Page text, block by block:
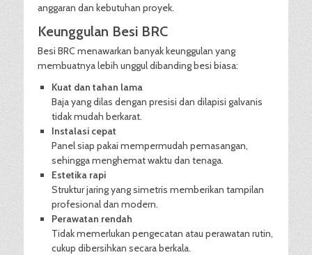
anggaran dan kebutuhan proyek.
Keunggulan Besi BRC
Besi BRC menawarkan banyak keunggulan yang
membuatnya lebih unggul dibanding besi biasa:
Kuat dan tahan lama
Baja yang dilas dengan presisi dan dilapisi galvanis
tidak mudah berkarat.
Instalasi cepat
Panel siap pakai mempermudah pemasangan,
sehingga menghemat waktu dan tenaga.
Estetika rapi
Struktur jaring yang simetris memberikan tampilan
profesional dan modern.
Perawatan rendah
Tidak memerlukan pengecatan atau perawatan rutin,
cukup dibersihkan secara berkala.